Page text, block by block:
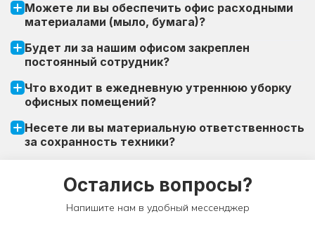
Можете ли вы обеспечить офис расходными
материалами (мыло, бумага)?
Будет ли за нашим офисом закреплен
постоянный сотрудник?
Что входит в ежедневную утреннюю уборку
офисных помещений?
Несете ли вы материальную ответственность
за сохранность техники?
Остались вопросы?
Напишите нам в удобный мессенджер